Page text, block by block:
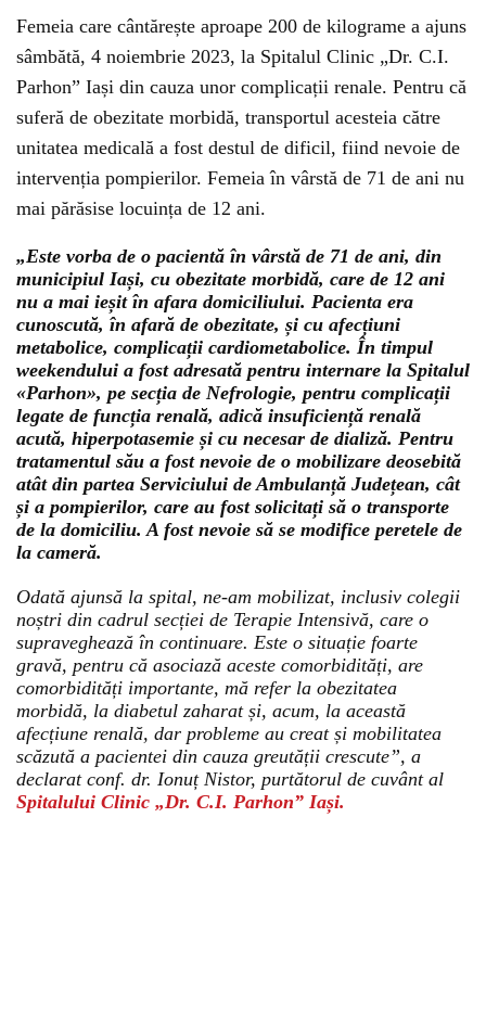
Femeia care cântărește aproape 200 de kilograme a ajuns
sâmbătă, 4 noiembrie 2023, la Spitalul Clinic „Dr. C.I.
Parhon” Iași din cauza unor complicații renale. Pentru că
suferă de obezitate morbidă, transportul acesteia către
unitatea medicală a fost destul de dificil, fiind nevoie de
intervenția pompierilor. Femeia în vârstă de 71 de ani nu
mai părăsise locuința de 12 ani.
„Este vorba de o pacientă în vârstă de 71 de ani, din
municipiul Iași, cu obezitate morbidă, care de 12 ani
nu a mai ieșit în afara domiciliului. Pacienta era
cunoscută, în afară de obezitate, și cu afecțiuni
metabolice, complicații cardiometabolice. În timpul
weekendului a fost adresată pentru internare la Spitalul
«Parhon», pe secția de Nefrologie, pentru complicații
legate de funcția renală, adică insuficiență renală
acută, hiperpotasemie și cu necesar de dializă. Pentru
tratamentul său a fost nevoie de o mobilizare deosebită
atât din partea Serviciului de Ambulanță Județean, cât
și a pompierilor, care au fost solicitați să o transporte
de la domiciliu. A fost nevoie să se modifice peretele de
la cameră.
Odată ajunsă la spital, ne-am mobilizat, inclusiv colegii
noștri din cadrul secției de Terapie Intensivă, care o
supraveghează în continuare. Este o situație foarte
gravă, pentru că asociază aceste comorbidități, are
comorbidități importante, mă refer la obezitatea
morbidă, la diabetul zaharat și, acum, la această
afecțiune renală, dar probleme au creat și mobilitatea
scăzută a pacientei din cauza greutății crescute”, a
declarat conf. dr. Ionuț Nistor, purtătorul de cuvânt al
Spitalului Clinic „Dr. C.I. Parhon” Iași.